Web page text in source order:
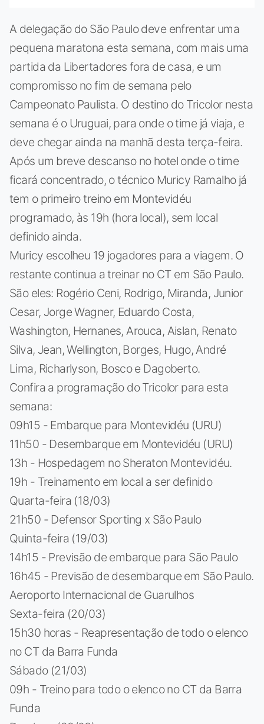
A delegação do São Paulo deve enfrentar uma
pequena maratona esta semana, com mais uma
partida da Libertadores fora de casa, e um
compromisso no fim de semana pelo
Campeonato Paulista. O destino do Tricolor nesta
semana é o Uruguai, para onde o time já viaja, e
deve chegar ainda na manhã desta terça-feira.
Após um breve descanso no hotel onde o time
ficará concentrado, o técnico Muricy Ramalho já
tem o primeiro treino em Montevidéu
programado, às 19h (hora local), sem local
definido ainda.
Muricy escolheu 19 jogadores para a viagem. O
restante continua a treinar no CT em São Paulo.
São eles: Rogério Ceni, Rodrigo, Miranda, Junior
Cesar, Jorge Wagner, Eduardo Costa,
Washington, Hernanes, Arouca, Aislan, Renato
Silva, Jean, Wellington, Borges, Hugo, André
Lima, Richarlyson, Bosco e Dagoberto.
Confira a programação do Tricolor para esta
semana:
09h15 - Embarque para Montevidéu (URU)
11h50 - Desembarque em Montevidéu (URU)
13h - Hospedagem no Sheraton Montevidéu.
19h - Treinamento em local a ser definido
Quarta-feira (18/03)
21h50 - Defensor Sporting x São Paulo
Quinta-feira (19/03)
14h15 - Previsão de embarque para São Paulo
16h45 - Previsão de desembarque em São Paulo.
Aeroporto Internacional de Guarulhos
Sexta-feira (20/03)
15h30 horas - Reapresentação de todo o elenco
no CT da Barra Funda
Sábado (21/03)
09h - Treino para todo o elenco no CT da Barra
Funda